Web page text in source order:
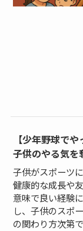
【少年野球で
子供のやる気を
子供がスポーツ
健康的な成長や
意味で良い経験
し、子供のスポ
の関わり方次第